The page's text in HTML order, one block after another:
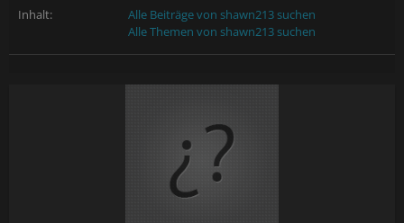
Inhalt:
Alle Beiträge von shawn213 suchen
Alle Themen von shawn213 suchen